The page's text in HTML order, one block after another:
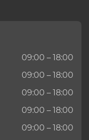
09:00 – 18:00
09:00 – 18:00
09:00 – 18:00
09:00 – 18:00
09:00 – 18:00